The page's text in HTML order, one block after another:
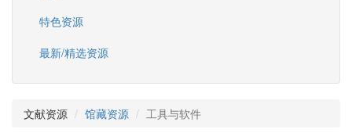
特色资源
最新/精选资源
文献资源 馆藏资源 工具与软件